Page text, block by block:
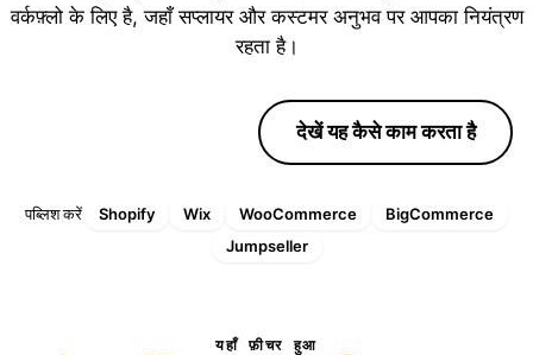
वर्कफ़्लो के लिए है, जहाँ सप्लायर और कस्टमर अनुभव पर आपका नियंत्रण
रहता है।
देखें यह कैसे काम करता है
पब्लिश करें Shopify Wix WooCommerce
BigCommerce
Jumpseller
यहाँ फ़ीचर हुआ